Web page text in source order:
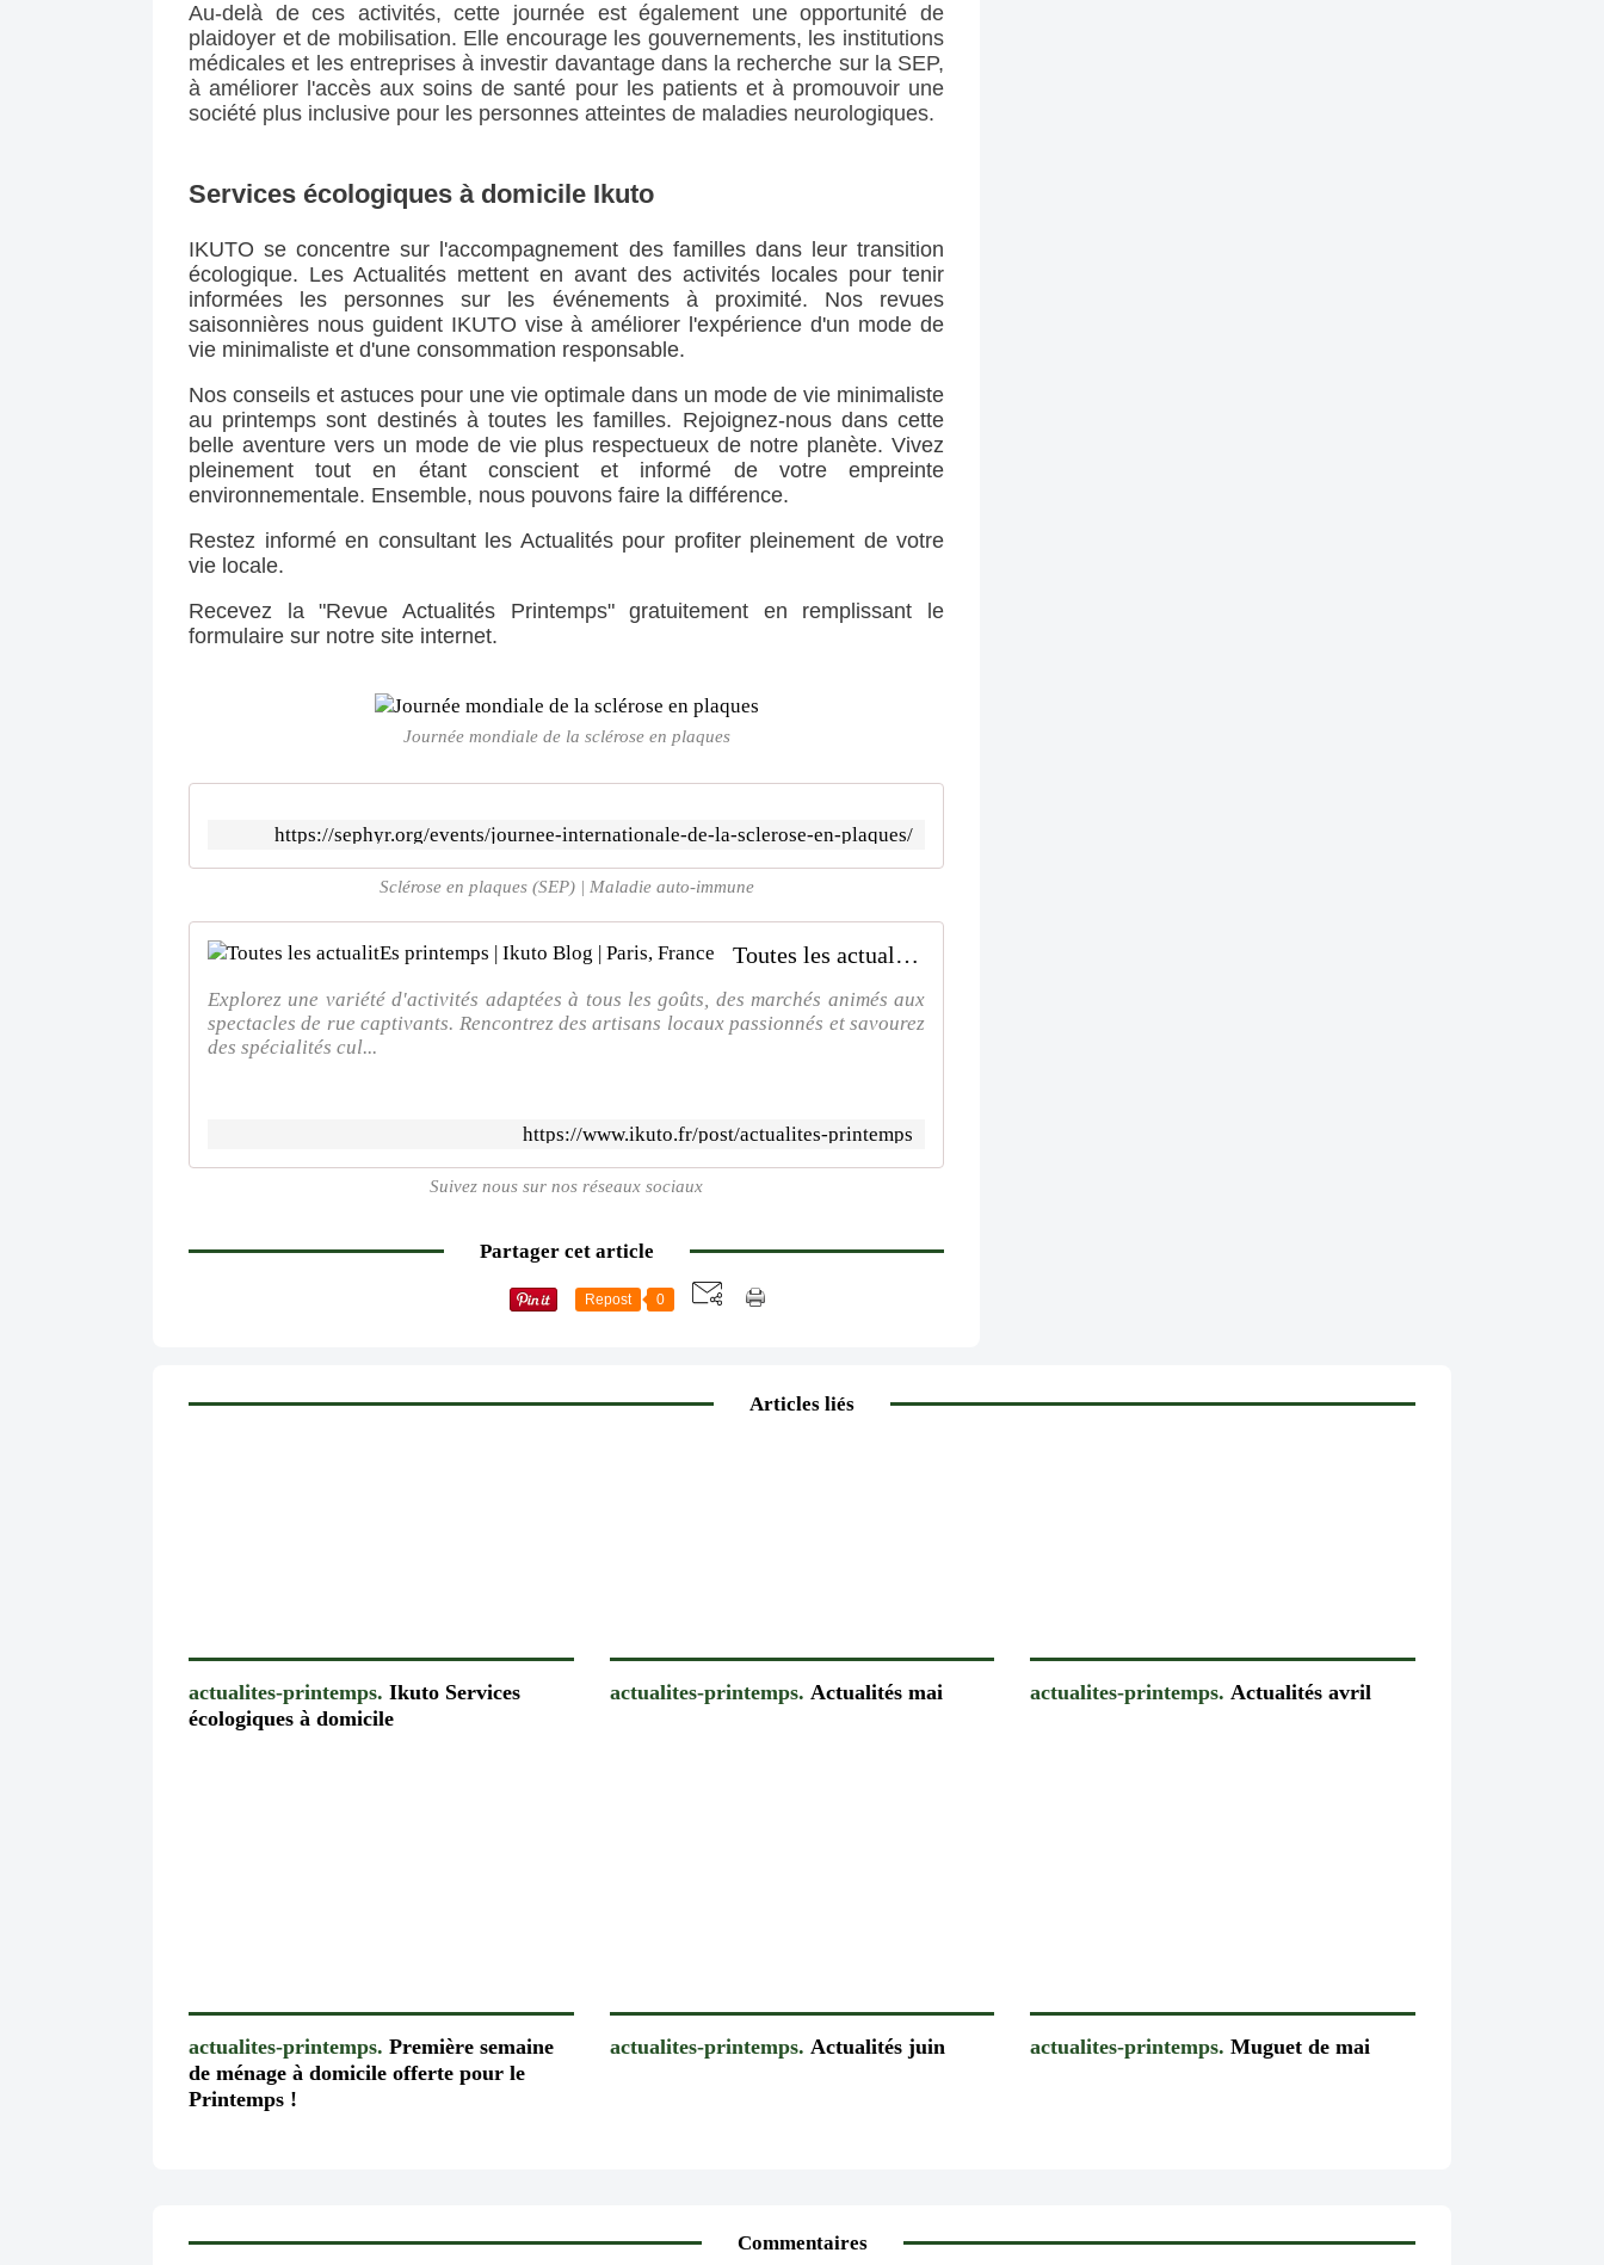
Au-delà de ces activités, cette journée est également une opportunité de
plaidoyer et de mobilisation. Elle encourage les gouvernements, les institutions
médicales et les entreprises à investir davantage dans la recherche sur la SEP,
à améliorer l'accès aux soins de santé pour les patients et à promouvoir une
société plus inclusive pour les personnes atteintes de maladies neurologiques.
Services écologiques à domicile Ikuto
IKUTO se concentre sur l'accompagnement des familles dans leur transition
écologique. Les Actualités mettent en avant des activités locales pour tenir
informées les personnes sur les événements à proximité. Nos revues
saisonnières nous guident IKUTO vise à améliorer l'expérience d'un mode de
vie minimaliste et d'une consommation responsable.
Nos conseils et astuces pour une vie optimale dans un mode de vie minimaliste
au printemps sont destinés à toutes les familles. Rejoignez-nous dans cette
belle aventure vers un mode de vie plus respectueux de notre planète. Vivez
pleinement tout en étant conscient et informé de votre empreinte
environnementale. Ensemble, nous pouvons faire la différence.
Restez informé en consultant les Actualités pour profiter pleinement de votre
vie locale.
Recevez la "Revue Actualités Printemps" gratuitement en remplissant le
formulaire sur notre site internet.
Journée mondiale de la sclérose en plaques
https://sephyr.org/events/journee-internationale-de-la-sclerose-en-plaques/
Sclérose en plaques (SEP) | Maladie auto-immune
Toutes les actualitEs printemps | Ikuto Blog | Paris, France
Explorez une variété d'activités adaptées à tous les goûts, des marchés animés aux
spectacles de rue captivants. Rencontrez des artisans locaux passionnés et savourez
des spécialités cul...
https://www.ikuto.fr/post/actualites-printemps
Suivez nous sur nos réseaux sociaux
Partager cet article
Repost 0
Articles liés
actualites-printemps. Ikuto Services
écologiques à domicile
actualites-printemps. Actualités mai actualites-printemps. Actualités avril
actualites-printemps. Première semaine
de ménage à domicile offerte pour le
Printemps !
actualites-printemps. Actualités juin actualites-printemps. Muguet de mai
Commentaires